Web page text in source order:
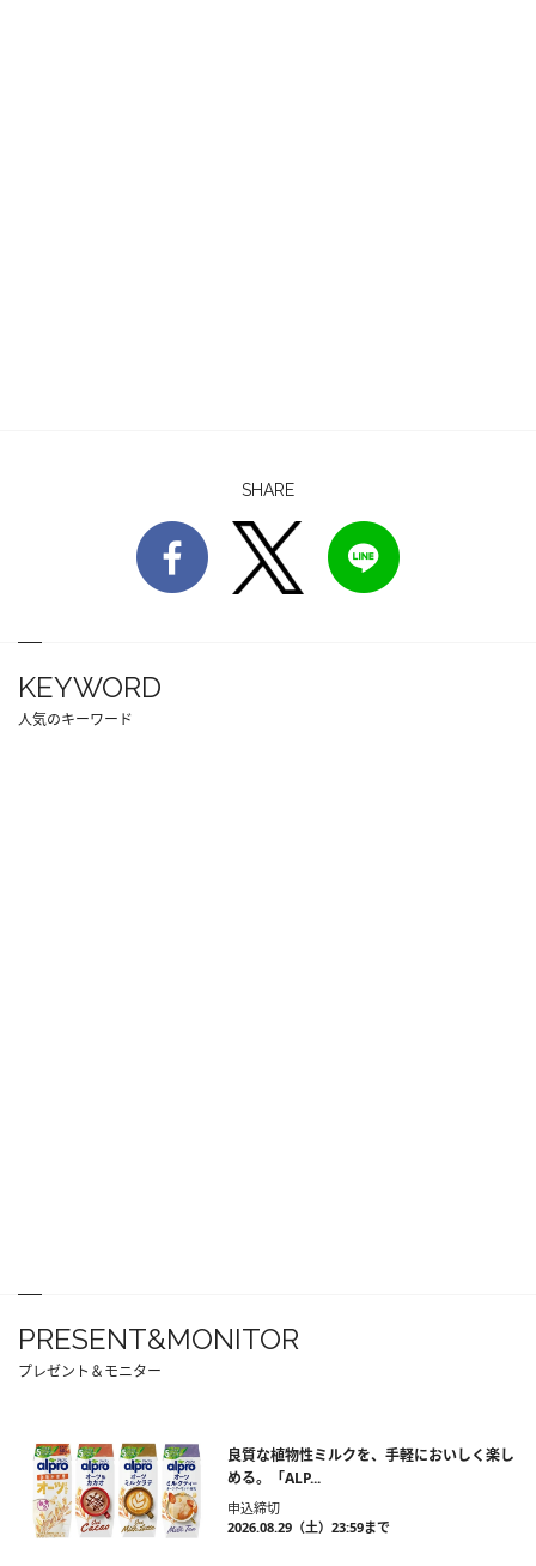
SHARE
KEYWORD
人気のキーワード
PRESENT&MONITOR
プレゼント＆モニター
良質な植物性ミルクを、手軽においしく楽し
める。「ALP...
申込締切
2026.08.29（土）23:59まで